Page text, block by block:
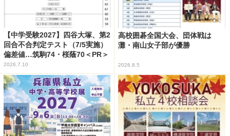
【中学受験2027】四谷大塚、第2
回合不合判定テスト（7/5実施）
偏差値…筑駒74・桜蔭70＜PR＞
2026.7.10
高校囲碁全国大会、団体戦は
灘・南山女子部が優勝
2026.8.5